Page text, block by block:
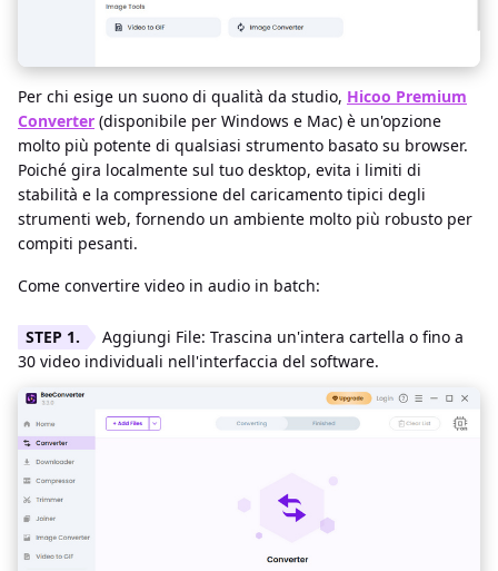
Per chi esige un suono di qualità da studio, Hicoo Premium
Converter (disponibile per Windows e Mac) è un'opzione
molto più potente di qualsiasi strumento basato su browser.
Poiché gira localmente sul tuo desktop, evita i limiti di
stabilità e la compressione del caricamento tipici degli
strumenti web, fornendo un ambiente molto più robusto per
compiti pesanti.
Come convertire video in audio in batch:
Aggiungi File: Trascina un'intera cartella o fino a
30 video individuali nell'interfaccia del software.